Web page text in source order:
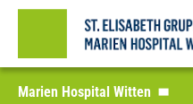
Marien Hospital Witten